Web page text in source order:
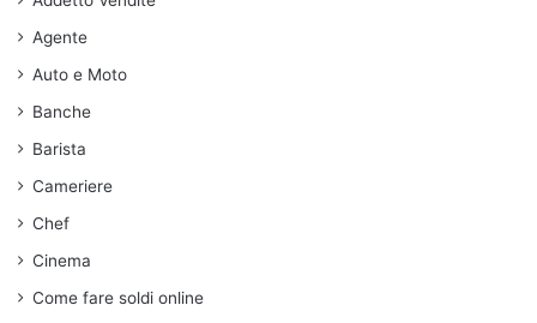
Agente
Auto e Moto
Banche
Barista
Cameriere
Chef
Cinema
Come fare soldi online